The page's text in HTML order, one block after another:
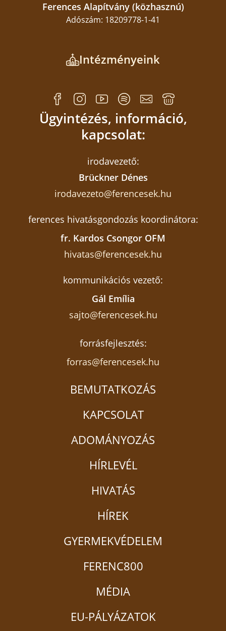
Ferences Alapítvány (közhasznú)
Adószám: 18209778-1-41
Intézményeink
Ügyintézés, információ,
kapcsolat:
irodavezető:
Brückner Dénes
irodavezeto@ferencesek.hu
ferences hivatásgondozás koordinátora:
fr. Kardos Csongor OFM
hivatas@ferencesek.hu
kommunikációs vezető:
Gál Emília
sajto@ferencesek.hu
forrásfejlesztés:
forras@ferencesek.hu
BEMUTATKOZÁS
KAPCSOLAT
ADOMÁNYOZÁS
HÍRLEVÉL
HIVATÁS
HÍREK
GYERMEKVÉDELEM
FERENC800
MÉDIA
EU-PÁLYÁZATOK